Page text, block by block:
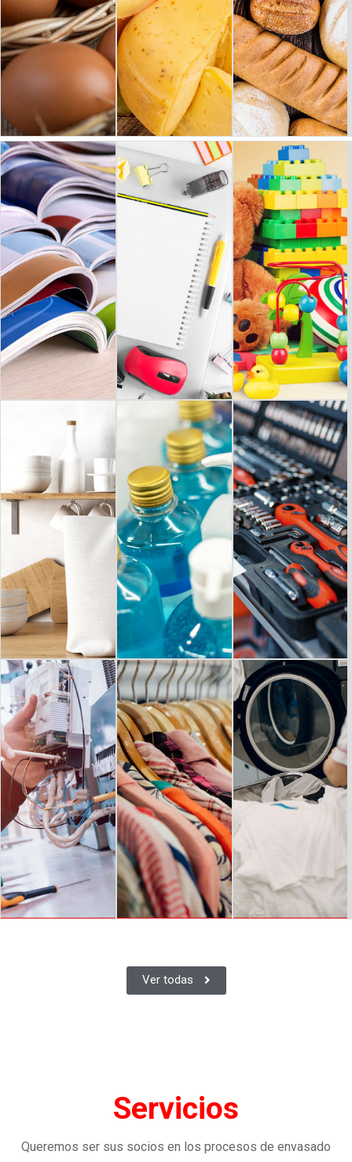
EMBUTIDO PESCADO MARISCO
HUEVOS QUESO PAN
ARTES GRÁFICAS OFICINA JUGUETE
HOGAR - MENAJE
DROGUERÍA -
PERFUMERÍA
FERRETERÍA -
HERRAMIENTAS
Ver todas
Servicios
Queremos ser sus socios en los procesos de envasado